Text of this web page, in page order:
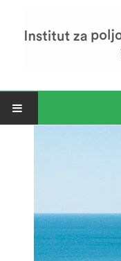
Zavod za
Zavod za
Zavod za